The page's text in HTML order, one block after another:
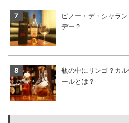
ピノー・デ・シャラ
デー？
瓶の中にリンゴ？カ
ールとは？